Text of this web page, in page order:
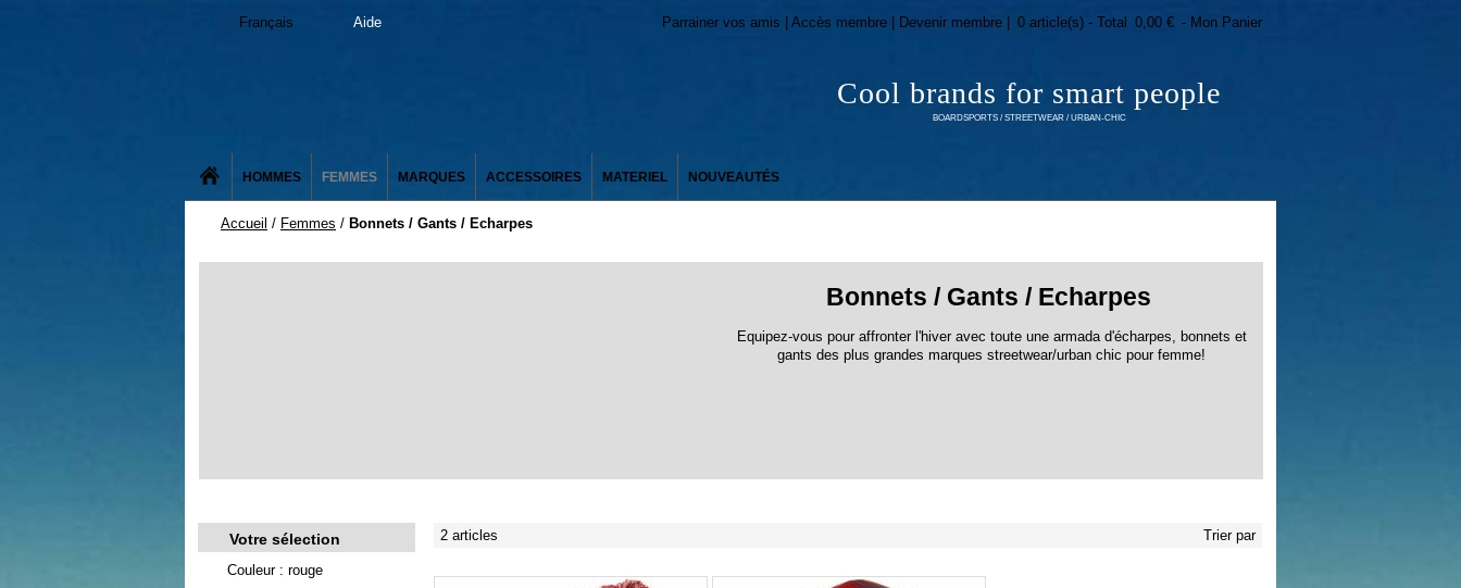
Cool brands for smart people
BOARDSPORTS / STREETWEAR / URBAN-CHIC
Français Aide Parrainer vos amis | Accès membre | Devenir membre | 0 article(s) - Total 0,00 € - Mon Panier
HOMMES FEMMES MARQUES ACCESSOIRES MATERIEL NOUVEAUTÉS
Accueil / Femmes / Bonnets / Gants / Echarpes
Bonnets / Gants / Echarpes
Equipez-vous pour affronter l'hiver avec toute une armada d'écharpes, bonnets et
gants des plus grandes marques streetwear/urban chic pour femme!
Votre sélection
Couleur : rouge
2 articles Trier par